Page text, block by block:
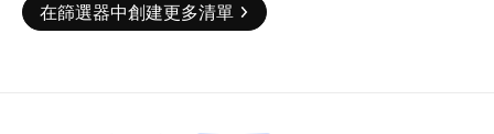
在篩選器中創建更多清單